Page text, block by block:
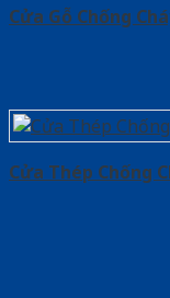
Cửa Gỗ Chống
Cửa Thép Chống